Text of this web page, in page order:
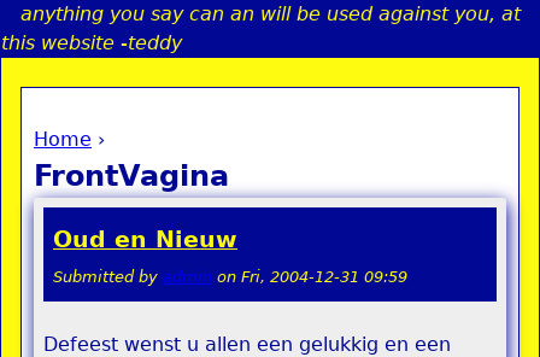
Jump to navigation
anything you say can an will be used against you, at
this website -teddy
You are here
Home ›
FrontVagina
Oud en Nieuw
Submitted by admin on Fri, 2004-12-31 09:59
Defeest wenst u allen een gelukkig en een